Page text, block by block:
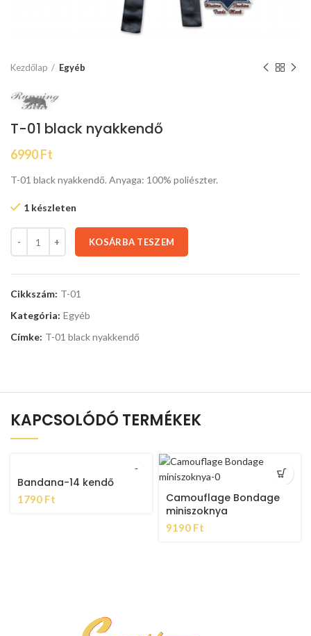
Kezdőlap Egyéb
T-01 black nyakkendő
6990Ft
T-01 black nyakkendő. Anyaga: 100% poliészter.
1 készleten
KOSÁRBA TESZEM
Cikkszám: T-01
Kategória: Egyéb
Címke: T-01 black nyakkendő
KAPCSOLÓDÓ TERMÉKEK
Bandana-14 kendő
1790 Ft
Camouflage Bondage
miniszoknya
9190 Ft